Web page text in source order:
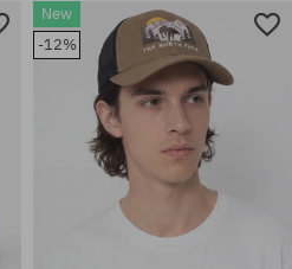
univerzális méret
New
-12%